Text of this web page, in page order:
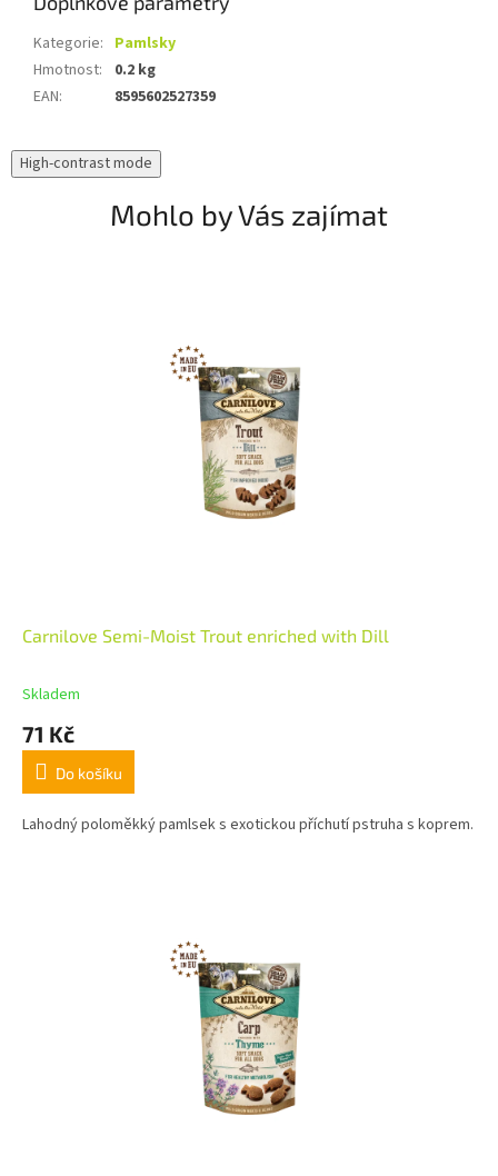
Kategorie: Pamlsky
Hmotnost:
0.2 kg
EAN: 8595602527359
High-contrast mode
Mohlo by Vás zajímat
Carnilove Semi-Moist Trout enriched with Dill
Skladem
71 Kč
Do košíku
Lahodný poloměkký pamlsek s exotickou příchutí pstruha s koprem.